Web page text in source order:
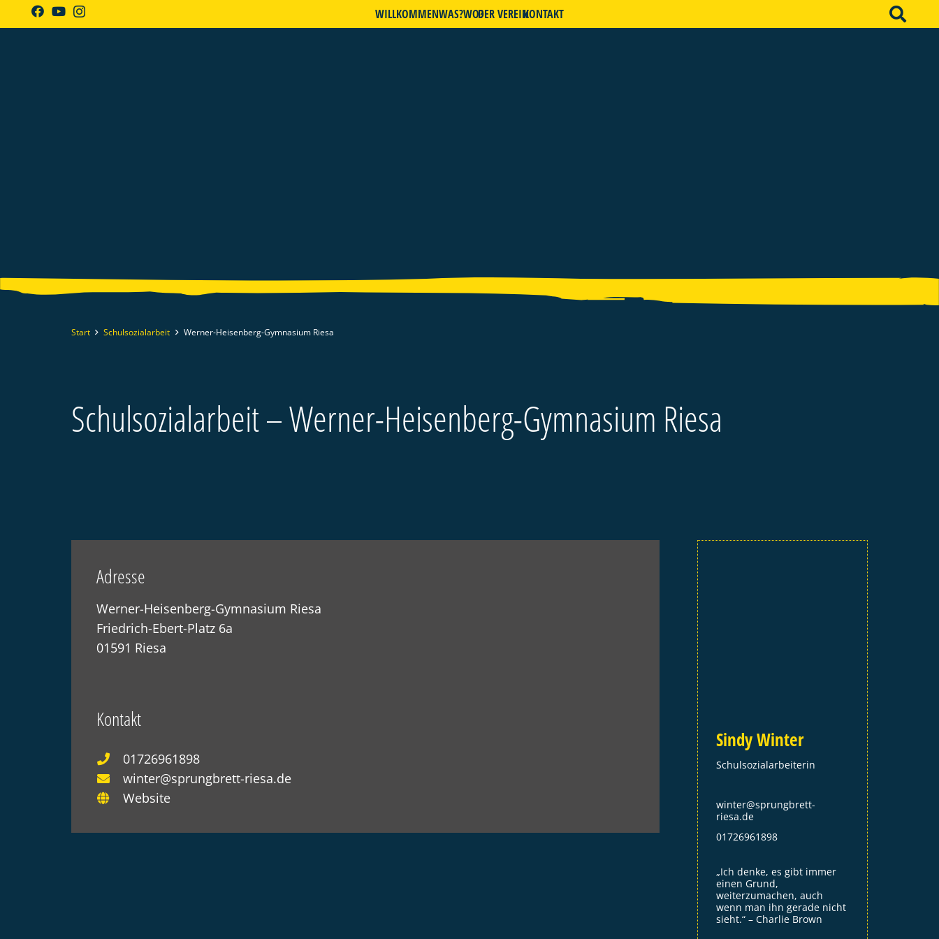
WILLKOMMENWAS?WO?DER VEREINKONTAKT
Start Schulsozialarbeit Werner-Heisenberg-Gymnasium Riesa
Schulsozialarbeit – Werner-Heisenberg-Gymnasium Riesa
Adresse
Werner-Heisenberg-Gymnasium Riesa
Friedrich-Ebert-Platz 6a
01591 Riesa
Kontakt
01726961898
winter@sprungbrett-riesa.de
Website
Sindy Winter
Schulsozialarbeiterin
winter@sprungbrett-
riesa.de
01726961898
„Ich denke, es gibt immer
einen Grund,
weiterzumachen, auch
wenn man ihn gerade nicht
sieht.“ – Charlie Brown